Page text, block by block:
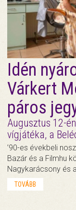
Idén
Várkert
páros
Augusztus 12-
vígjátéka, a
’90-es évekbeli
Bazár és a Filmhu
Nagykarácsony és
TOVÁBB